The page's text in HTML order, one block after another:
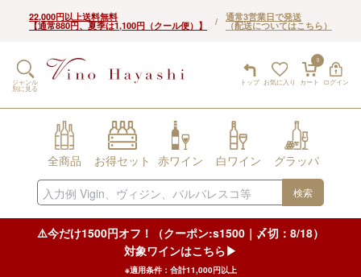
22,000円以上送料無料
【通常880円、夏季は1,100円（クール便）】 / 通常3営業日で発送
（配送についてはこちら）
トップ お気に入り
0
カート ログイン
ジャンル
別に見る
全商品 お得セット 赤ワイン 白ワイン グラッパ
検索
⚠️今だけ1500円オフ！（クーポン:s1500｜〆切：8/18）
対象ワインはこちら▶︎
※適用条件：合計11,000円以上